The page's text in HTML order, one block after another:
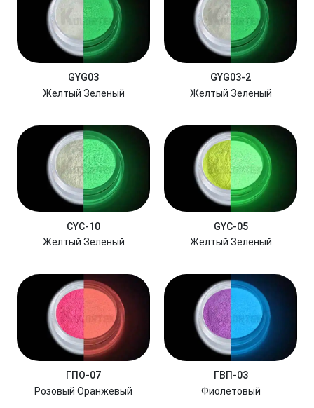
GYG03
Желтый Зеленый
GYG03-2
Желтый Зеленый
CYC-10
Желтый Зеленый
GYC-05
Желтый Зеленый
ГПО-07
Розовый Оранжевый
ГВП-03
Фиолетовый